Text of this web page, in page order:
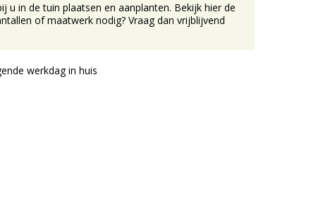
u in de tuin plaatsen en aanplanten. Bekijk hier de
of maatwerk nodig? Vraag dan vrijblijvend
werkdag in huis